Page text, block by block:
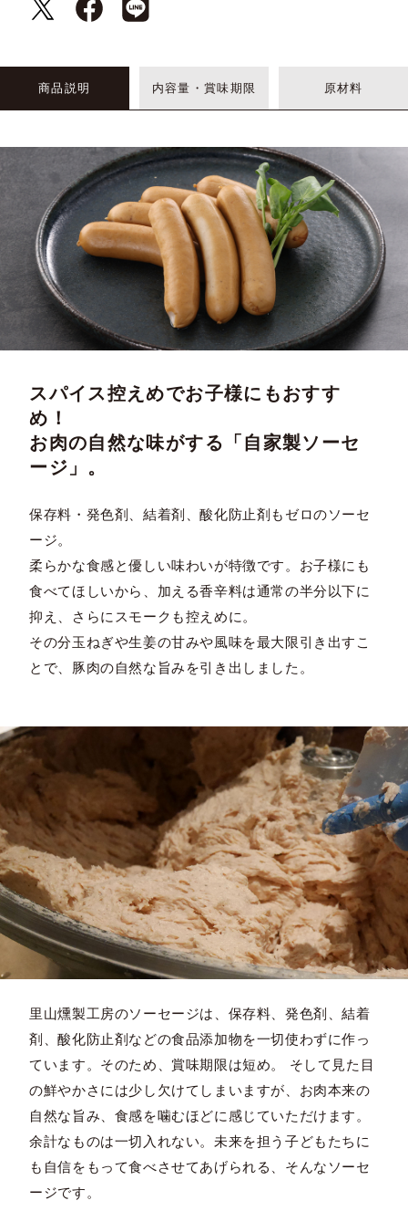
商品説明 内容量・賞味期限 原材料
スパイス控えめでお子様にもおすす
め！
お肉の自然な味がする「自家製ソーセ
ージ」。
保存料・発色剤、結着剤、酸化防止剤もゼロのソーセ
ージ。
柔らかな食感と優しい味わいが特徴です。お子様にも
食べてほしいから、加える香辛料は通常の半分以下に
抑え、さらにスモークも控えめに。
その分玉ねぎや生姜の甘みや風味を最大限引き出すこ
とで、豚肉の自然な旨みを引き出しました。
里山燻製工房のソーセージは、保存料、発色剤、結着
剤、酸化防止剤などの食品添加物を一切使わずに作っ
ています。そのため、賞味期限は短め。 そして見た目
の鮮やかさには少し欠けてしまいますが、お肉本来の
自然な旨み、食感を噛むほどに感じていただけます。
余計なものは一切入れない。未来を担う子どもたちに
も自信をもって食べさせてあげられる、そんなソーセ
ージです。